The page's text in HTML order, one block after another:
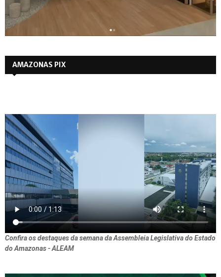
AMAZONAS PIX
Confira os destaques da semana da Assembleia Legislativa do Estado
do Amazonas - ALEAM